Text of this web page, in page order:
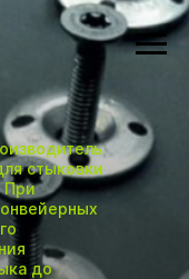
стыковки
При
до